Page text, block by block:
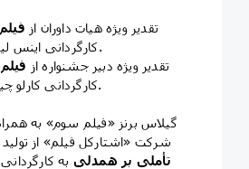
- تقدیر ویژه هیات داوران از
کارگردانی اینس لیما، تولید کشور پرتغال.
- تقدیر ویژه دبیر جشنواره از
کارگردانی کارلو چینکا، تولید کشور ایتالیا.
شرکت «اشتارکل فیلم» از
تأملی بر همدلی به